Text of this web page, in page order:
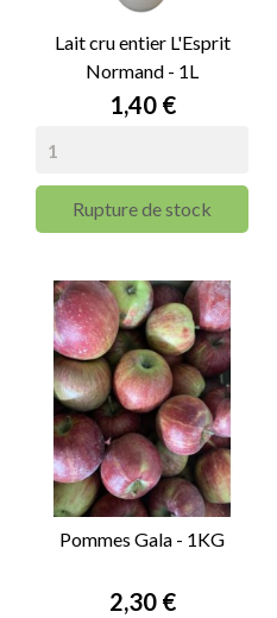
Lait cru entier L'Esprit
Normand - 1L
Prix
1,40 €
Rupture de stock
Pommes Gala - 1KG
Prix
2,30 €